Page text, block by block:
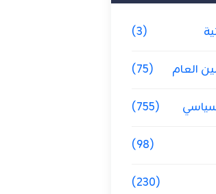
(3)
العام (75)
(755)
(98)
(230)